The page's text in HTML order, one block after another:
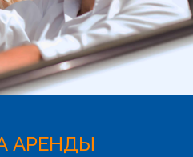
АРЕНДЫ